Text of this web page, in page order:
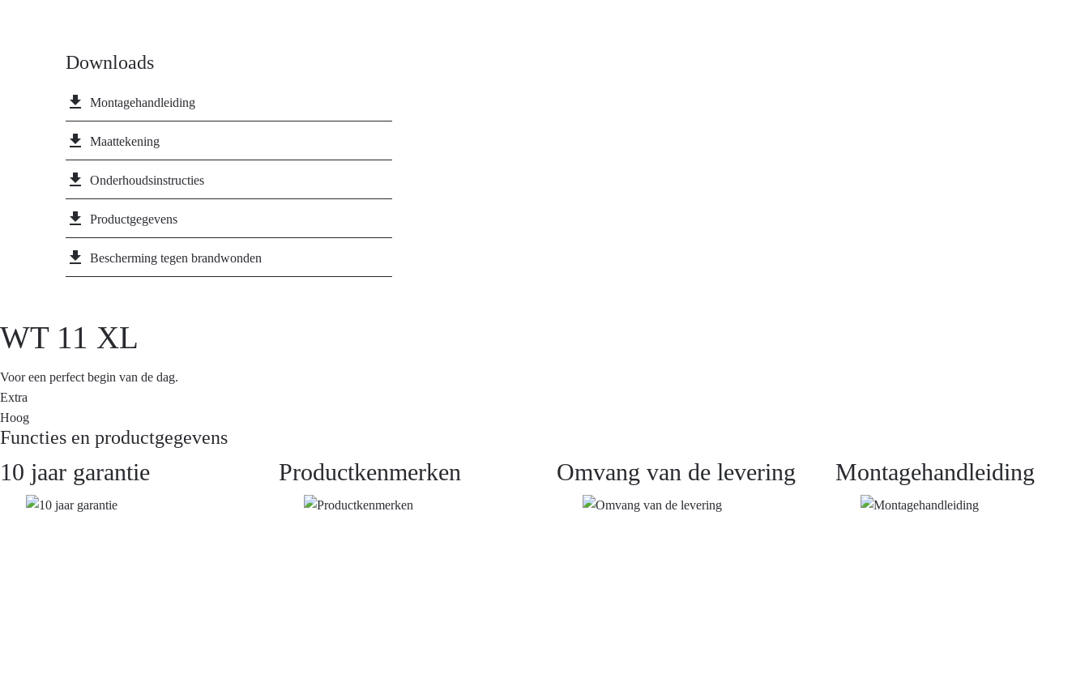
Downloads
file_download Montagehandleiding
file_download Maattekening
file_download Onderhoudsinstructies
file_download Productgegevens
file_download Bescherming tegen brandwonden
WT 11 XL
Voor een perfect begin van de dag.
Extra
Hoog
Functies en productgegevens
10 jaar garantie Productkenmerken Omvang van de levering Montagehandleiding